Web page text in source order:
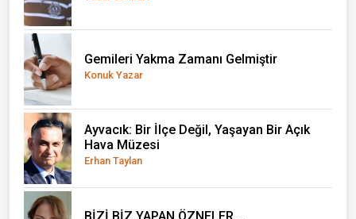
Gemileri Yakma Zamanı Gelmiştir
Konuk Yazar
Ayvacık: Bir İlçe Değil, Yaşayan Bir Açık
Hava Müzesi
Erhan Taylan
BİZİ BİZ YAPAN ÖZNELER...